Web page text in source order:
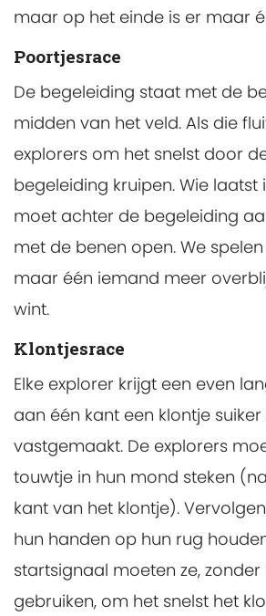
maar op het einde is er maar
Poortjesrace
De begeleiding staat met de
midden van het veld. Als die
explorers om het snelst door
begeleiding kruipen. Wie laatst
moet achter de begeleiding
met de benen open. We
maar één iemand meer
wint.
Klontjesrace
Elke explorer krijgt een even
aan één kant een klontje
vastgemaakt. De explorers
touwtje in hun mond steken
kant van het klontje).
hun handen op hun rug
startsignaal moeten ze,
gebruiken, om het snelst het